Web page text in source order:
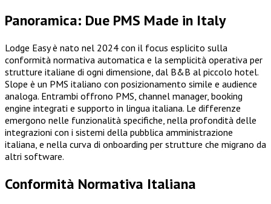
Panoramica: Due PMS Made in Italy
Lodge Easy è nato nel 2024 con il focus esplicito sulla
conformità normativa automatica e la semplicità operativa per
strutture italiane di ogni dimensione, dal B&B al piccolo hotel.
Slope è un PMS italiano con posizionamento simile e audience
analoga. Entrambi offrono PMS, channel manager, booking
engine integrati e supporto in lingua italiana. Le differenze
emergono nelle funzionalità specifiche, nella profondità delle
integrazioni con i sistemi della pubblica amministrazione
italiana, e nella curva di onboarding per strutture che migrano da
altri software.
Conformità Normativa Italiana